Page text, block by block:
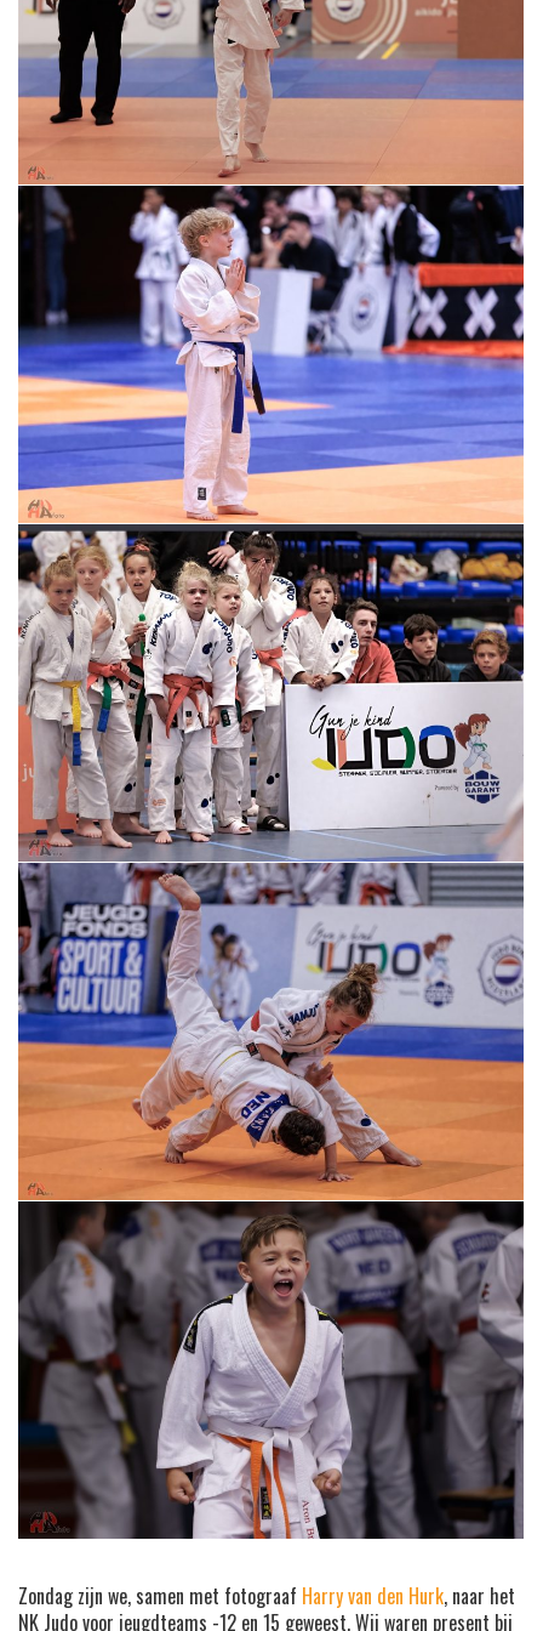
Zondag zijn we, samen met fotograaf Harry van den Hurk, naar het
NK Judo voor jeugdteams -12 en 15 geweest. Wij waren present bij